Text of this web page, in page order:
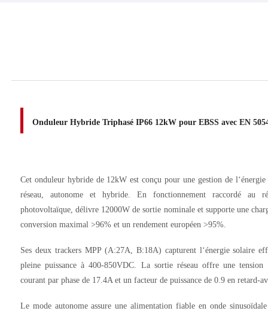
Onduleur Hybride Triphasé IP66 12kW pour EBSS avec EN
Cet onduleur hybride de 12kW est conçu pour une gestion de
réseau, autonome et hybride. En fonctionnement raccordé au
photovoltaïque, délivre 12000W de sortie nominale et supporte une
conversion maximal >96% et un rendement européen >95%.
Ses deux trackers MPP (A:27A, B:18A) capturent l‘énergie solaire
pleine puissance à 400-850VDC. La sortie réseau offre une
courant par phase de 17.4A et un facteur de puissance de 0.9 en retard-
Le mode autonome assure une alimentation fiable en onde